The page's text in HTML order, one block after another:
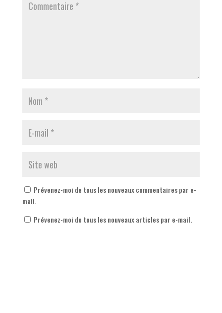
Prévenez-moi de tous les nouveaux commentaires par e-
mail.
Prévenez-moi de tous les nouveaux articles par e-mail.